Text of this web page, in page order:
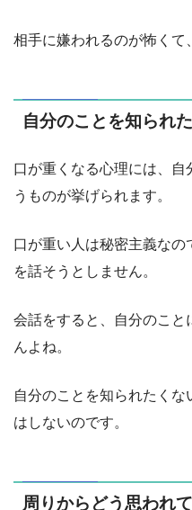
相手に嫌われるのが怖くて
自分のことを知られ
口が重くなる心理には、
うものが挙げられます。
口が重い人は秘密主義なの
を話そうとしません。
会話をすると、自分のこ
んよね。
自分のことを知られたくな
はしないのです。
周りからどう思われ